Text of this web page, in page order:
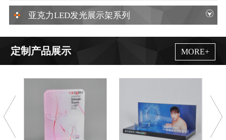
亚克力LED发光展示架系列
MORE+
定制产品展示